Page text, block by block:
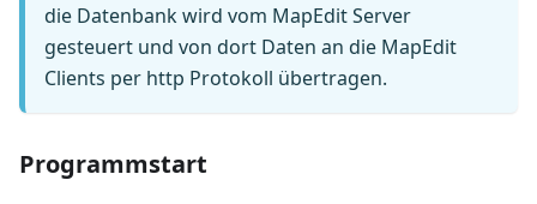
die Datenbank wird vom MapEdit Server
gesteuert und von dort Daten an die MapEdit
Clients per http Protokoll übertragen.
Programmstart